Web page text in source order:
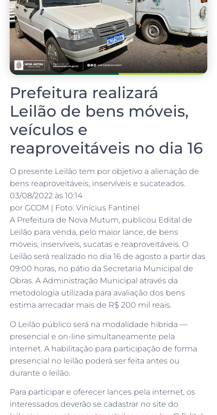
Prefeitura realizará
Leilão de bens móveis,
veículos e
reaproveitáveis no dia 16
O presente Leilão tem por objetivo a alienação de
bens reaproveitáveis, inservíveis e sucateados.
03/08/2022 às 10:14
por GCOM | Foto: Vinícius Fantinel
A Prefeitura de Nova Mutum, publicou Edital de
Leilão para venda, pelo maior lance, de bens
móveis, inservíveis, sucatas e reaproveitáveis. O
Leilão será realizado no dia 16 de agosto a partir das
09:00 horas, no pátio da Secretaria Municipal de
Obras. A Administração Municipal através da
metodologia utilizada para avaliação dos bens
estima arrecadar mais de R$ 200 mil reais.
O Leilão público será na modalidade hibrida —
presencial e on-line simultaneamente pela
internet. A habilitação para participação de forma
presencial no leilão poderá ser feita antes ou
durante o leilão.
Para participar e oferecer lances pela internet, os
interessados deverão se cadastrar no site do